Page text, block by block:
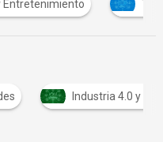
Tecnología y Sistemas
4.0 y Automatización